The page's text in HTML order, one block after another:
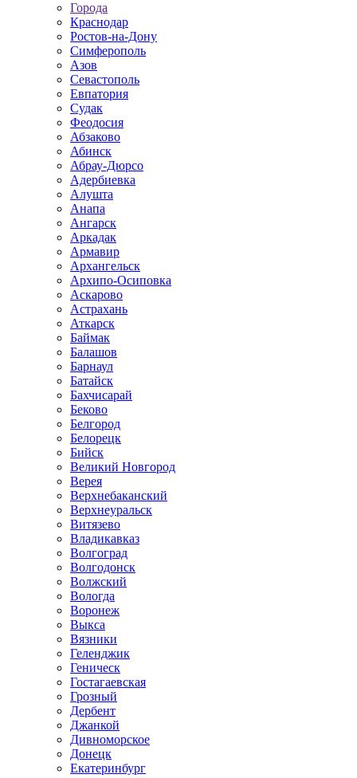
Города
Краснодар
Ростов-на-Дону
Симферополь
Азов
Севастополь
Евпатория
Судак
Феодосия
Абзаково
Абинск
Абрау-Дюрсо
Адербиевка
Алушта
Анапа
Ангарск
Аркадак
Армавир
Архангельск
Архипо-Осиповка
Аскарово
Астрахань
Аткарск
Баймак
Балашов
Барнаул
Батайск
Бахчисарай
Беково
Белгород
Белорецк
Бийск
Великий Новгород
Верея
Верхнебаканский
Верхнеуральск
Витязево
Владикавказ
Волгоград
Волгодонск
Волжский
Вологда
Воронеж
Выкса
Вязники
Геленджик
Геническ
Гостагаевская
Грозный
Дербент
Джанкой
Дивноморское
Донецк
Екатеринбург